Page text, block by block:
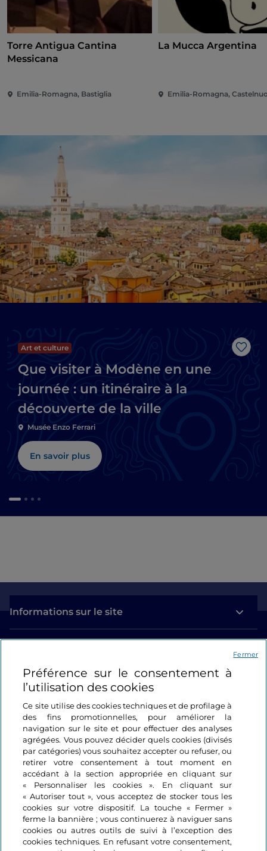
Torre Antigua Cantina
Messicana
Emilia-Romagna, Bastiglia
La Mucca Argentina
Art et culture
Que visiter à Modène en une
journée : un itinéraire à la
découverte de la ville
Musée Enzo Ferrari
En savoir plus
Informations sur le site
Se connecter
Suivez-nous
Préférence sur le consentement à
l’utilisation des cookies
Ce site utilise des cookies techniques et de profilage à
des fins promotionnelles, pour améliorer la
navigation sur le site et pour effectuer des analyses
agrégées. Vous pouvez décider quels cookies (divisés
par catégories) vous souhaitez accepter ou refuser, ou
retirer votre consentement à tout moment en
accédant à la section appropriée en cliquant sur
« Personnaliser les cookies ». En cliquant sur
« Autoriser tout », vous acceptez de stocker tous les
cookies sur votre dispositif. La touche « Fermer »
ferme la bannière ; vous continuerez à naviguer sans
cookies ou autres outils de suivi à l’exception des
cookies techniques. En refusant votre consentement,
Fermer